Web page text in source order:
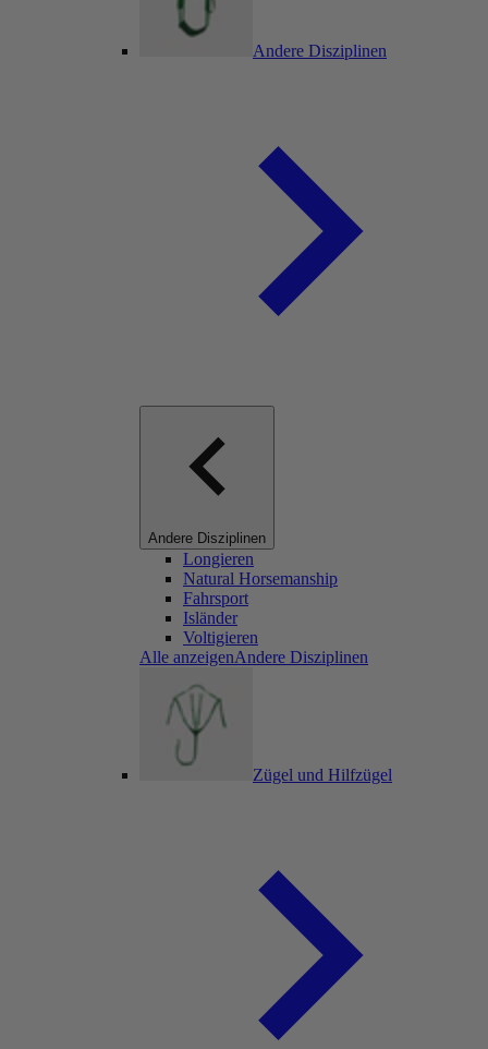
Andere Disziplinen
Andere Disziplinen
Longieren
Natural Horsemanship
Fahrsport
Isländer
Voltigieren
Alle anzeigenAndere Disziplinen
Zügel und Hilfzügel